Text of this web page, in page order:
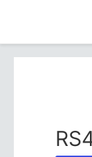
容